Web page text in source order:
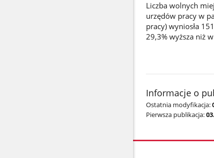
Liczba wolnych
urzędów pracy w
pracy) wyniosła
29,3% wyższa niż
Informacje o
Ostatnia modyfikacja:
Pierwsza publikacja: